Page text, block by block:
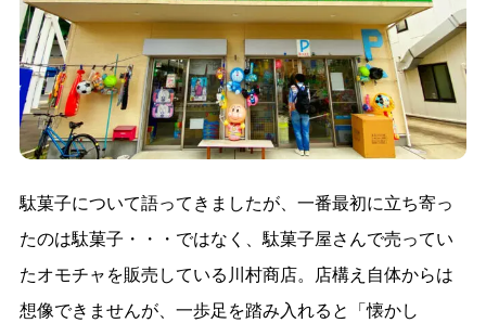
駄菓子について語ってきましたが、一番最初に立ち寄っ
たのは駄菓子・・・ではなく、駄菓子屋さんで売ってい
たオモチャを販売している川村商店。店構え自体からは
想像できませんが、一歩足を踏み入れると「懐かし